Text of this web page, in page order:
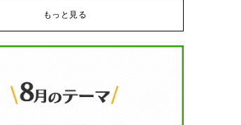
もっと見る